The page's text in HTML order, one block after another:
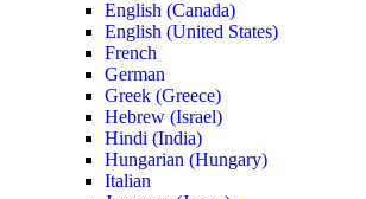
English (Canada)
English (United States)
French
German
Greek (Greece)
Hebrew (Israel)
Hindi (India)
Hungarian (Hungary)
Italian